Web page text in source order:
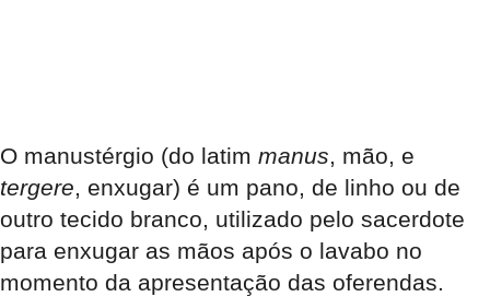
O manustérgio (do latim manus, mão, e
tergere, enxugar) é um pano, de linho ou de
outro tecido branco, utilizado pelo sacerdote
para enxugar as mãos após o lavabo no
momento da apresentação das oferendas.